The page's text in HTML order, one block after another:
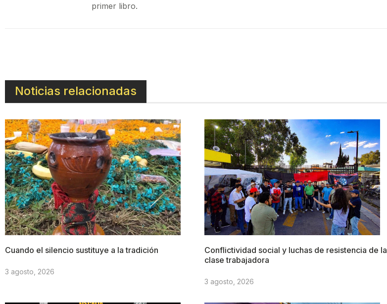
primer libro.
Noticias relacionadas
Cuando el silencio sustituye a la tradición
3 agosto, 2026
Conflictividad social y luchas de resistencia de la
clase trabajadora
3 agosto, 2026